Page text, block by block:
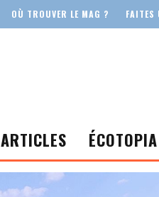
OÙ TROUVER LE MAG ? FAITES
ARTICLES ÉCOTOPIA